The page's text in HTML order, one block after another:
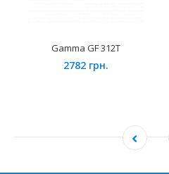
Gamma GF 312T
2782 грн.